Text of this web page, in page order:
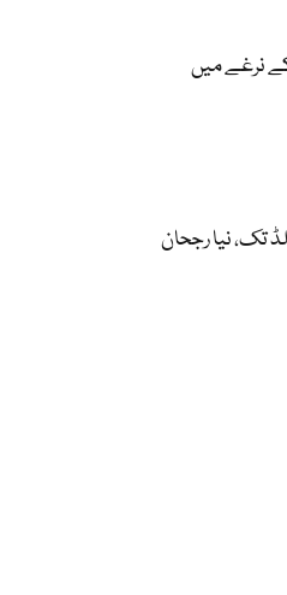
کے نرغے میں
تک، نیا رجحان